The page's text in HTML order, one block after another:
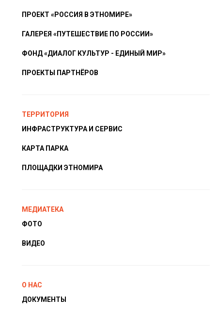
ПРОЕКТ «РОССИЯ В ЭТНОМИРЕ»
ГАЛЕРЕЯ «ПУТЕШЕСТВИЕ ПО РОССИИ»
ФОНД «ДИАЛОГ КУЛЬТУР - ЕДИНЫЙ МИР»
ПРОЕКТЫ ПАРТНЁРОВ
ТЕРРИТОРИЯ
ИНФРАСТРУКТУРА И СЕРВИС
КАРТА ПАРКА
ПЛОЩАДКИ ЭТНОМИРА
МЕДИАТЕКА
ФОТО
ВИДЕО
О НАС
ДОКУМЕНТЫ